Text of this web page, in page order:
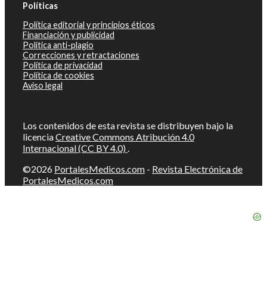
Políticas
Política editorial y principios éticos
Financiación y publicidad
Política anti-plagio
Correcciones y retractaciones
Política de privacidad
Política de cookies
Aviso legal
Los contenidos de esta revista se distribuyen bajo la
licenciaCreative Commons Atribución 4.0
Internacional (CC BY 4.0) .
©2026 PortalesMedicos.com - Revista Electrónica de
PortalesMedicos.com